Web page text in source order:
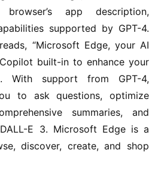
app description,
supported by GPT-4.
“Microsoft Edge, your AI
built-in to enhance your
With support from GPT-4,
to ask questions, optimize
summaries, and
E 3. Microsoft Edge is a
discover, create, and shop